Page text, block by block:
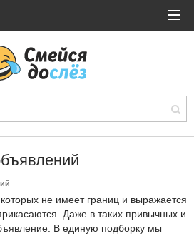
не имеет границ и выражается
Даже в таких привычных и
В единую подборку мы